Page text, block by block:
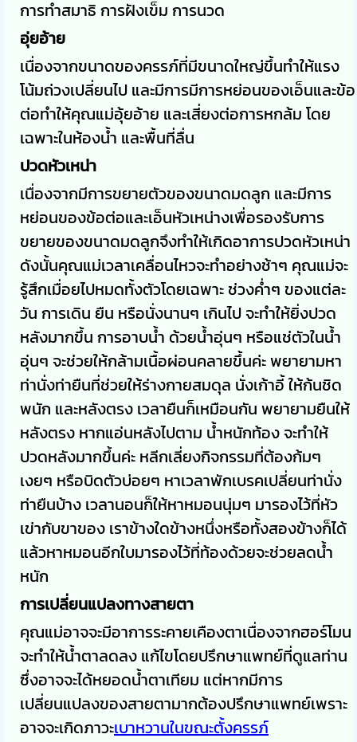
การทำสมาธิ การฝังเข็ม การนวด
อุ่ยอ้าย
เนื่องจากขนาดของครรภ์ที่มีขนาดใหญ่ขึ้นทำให้แรง
โน้มถ่วงเปลี่ยนไป และมีการมีการหย่อนของเอ็นและข้อ
ต่อทำให้คุณแม่อุ้ยอ้าย และเสี่ยงต่อการหกล้ม โดย
เฉพาะในห้องน้ำ และพื้นที่ลื่น
ปวดหัวเหน่า
เนื่องจากมีการขยายตัวของขนาดมดลูก และมีการ
หย่อนของข้อต่อและเอ็นหัวเหน่างเพื่อรองรับการ
ขยายของขนาดมดลูกจึงทำให้เกิดอาการปวดหัวเหน่า
ดังนั้นคุณแม่เวลาเคลื่อนไหวจะทำอย่างช้าๆ คุณแม่จะ
รู้สึกเมื่อยไปหมดทั้งตัวโดยเฉพาะ ช่วงค่ำๆ ของแต่ละ
วัน การเดิน ยืน หรือนั่งนานๆ เกินไป จะทำให้ยิ่งปวด
หลังมากขึ้น การอาบน้ำ ด้วยน้ำอุ่นๆ หรือแช่ตัวในน้ำ
อุ่นๆ จะช่วยให้กล้ามเนื้อผ่อนคลายขึ้นค่ะ พยายามหา
ท่านั่งท่ายืนที่ช่วยให้ร่างกายสมดุล นั่งเก้าอี้ ให้ก้นชิด
พนัก และหลังตรง เวลายืนก็เหมือนกัน พยายามยืนให้
หลังตรง หากแอ่นหลังไปตาม น้ำหนักท้อง จะทำให้
ปวดหลังมากขึ้นค่ะ หลีกเลี่ยงกิจกรรมที่ต้องก้มๆ
เงยๆ หรือบิดตัวบ่อยๆ หาเวลาพักเบรคเปลี่ยนท่านั่ง
ท่ายืนบ้าง เวลานอนก็ให้หาหมอนนุ่มๆ มารองไว้ที่หัว
เข่ากับขาของ เราข้างใดข้างหนึ่งหรือทั้งสองข้างก็ได้
แล้วหาหมอนอีกใบมารองไว้ที่ท้องด้วยจะช่วยลดน้ำ
หนัก
การเปลี่ยนแปลงทางสายตา
คุณแม่อาจจะมีอาการระคายเคืองตาเนื่องจากฮอร์โมน
จะทำให้น้ำตาลดลง แก้ไขโดยปรึกษาแพทย์ที่ดูแลท่าน
ซึ่งอาจจะได้หยอดน้ำตาเทียม แต่หากมีการ
เปลี่ยนแปลงของสายตามากต้องปรึกษาแพทย์เพราะ
อาจจะเกิดภาวะเบาหวานในขณะตั้งครรภ์